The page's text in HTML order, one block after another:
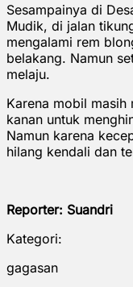
Sesampainya di
Mudik, di jalan
mengalami rem
belakang. Namun
melaju.
Karena mobil
kanan untuk
Namun karena
hilang kendali dan
Reporter: Suandri
Kategori:
gagasan